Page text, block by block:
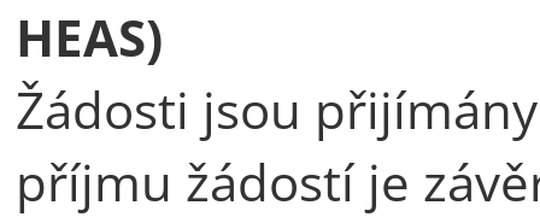
HEAS)
Žádosti jsou
příjmu žádostí je